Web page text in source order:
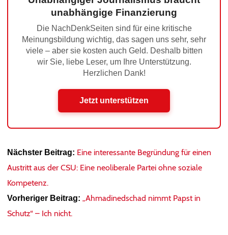
unabhängige Finanzierung
Die NachDenkSeiten sind für eine kritische
Meinungsbildung wichtig, das sagen uns sehr, sehr
viele – aber sie kosten auch Geld. Deshalb bitten
wir Sie, liebe Leser, um Ihre Unterstützung.
Herzlichen Dank!
Jetzt unterstützen
Nächster Beitrag: Eine interessante Begründung für einen
Austritt aus der CSU: Eine neoliberale Partei ohne soziale
Kompetenz.
Vorheriger Beitrag: „Ahmadinedschad nimmt Papst in
Schutz“ – Ich nicht.